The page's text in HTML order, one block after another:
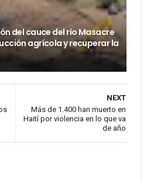
del cauce del río Masacre
agrícola y recuperar la
NEXT
Más de 1.400 han muerto en
Haití por violencia en lo que va
de año